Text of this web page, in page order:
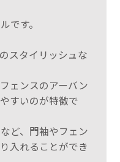
です。
スタイリッシュな
ェンスのアーバン
すいのが特徴で
ど、門袖やフェン
入れることができ